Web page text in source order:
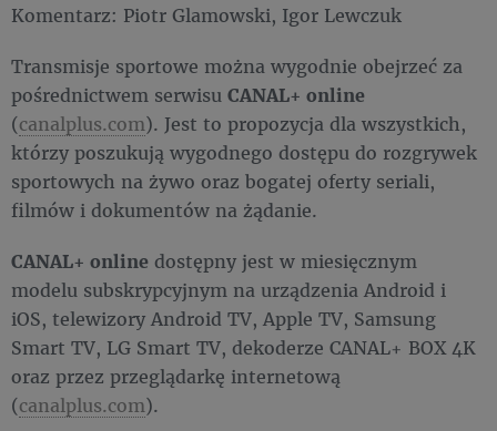
Komentarz: Piotr Glamowski, Igor Lewczuk
Transmisje sportowe można wygodnie obejrzeć za
pośrednictwem serwisu CANAL+ online
(canalplus.com). Jest to propozycja dla wszystkich,
którzy poszukują wygodnego dostępu do rozgrywek
sportowych na żywo oraz bogatej oferty seriali,
filmów i dokumentów na żądanie.
CANAL+ online dostępny jest w miesięcznym
modelu subskrypcyjnym na urządzenia Android i
iOS, telewizory Android TV, Apple TV, Samsung
Smart TV, LG Smart TV, dekoderze CANAL+ BOX 4K
oraz przez przeglądarkę internetową
(canalplus.com).